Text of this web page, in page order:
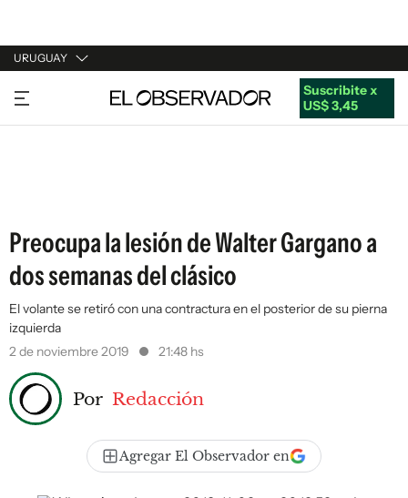
URUGUAY
URUGUAY
ARGENTINA
Suscribite x
US$ 3,45
Preocupa la lesión de Walter Gargano a
dos semanas del clásico
El volante se retiró con una contractura en el posterior de su pierna
izquierda
2 de noviembre 2019
21:48 hs
Por Redacción
Agregar El Observador en